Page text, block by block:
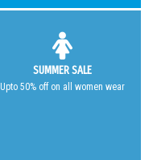
SUMMER SALE
Upto 50% off on all women wear